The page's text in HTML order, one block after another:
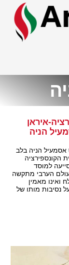
איראן
הניה
אסמעיל הניה בלב
הקונספירציה
למוסד
הערבי מתקשה
ואינו מאמין
נסיבות מותו של